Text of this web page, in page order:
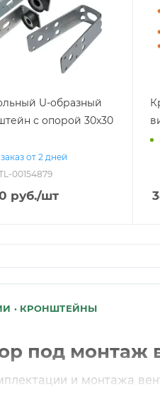
U-образный
с опорой 30х30
от 2 дней
00154879
руб./шт
· КРОНШТЕЙНЫ
под монтаж
и монтажа